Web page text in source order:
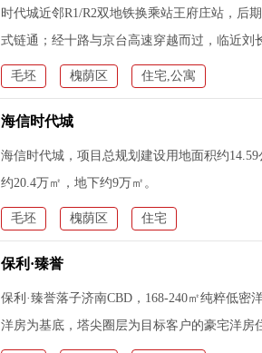
时代城近邻R1/R2双地铁换乘站王府庄站，后
式链通；经十路与京台高速穿越而过，临近
道，多元出
毛坯 槐荫区 住宅,公寓
海信时代城
海信时代城，项目总规划建设用地面积约
约20.4万㎡，地下约9万㎡。
毛坯 槐荫区 住宅
保利·臻誉
保利·臻誉落子济南CBD，168-240㎡纯粹低
洋房为基底，塔尖圈层为目标客户的豪宅洋房